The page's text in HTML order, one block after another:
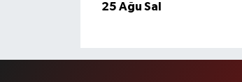
25 Ağu Sal